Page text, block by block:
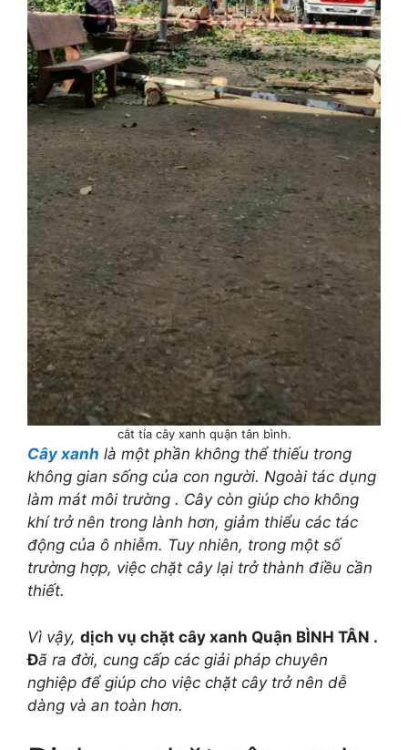
cắt tỉa cây xanh quận tân bình.
Cây xanh là một phần không thể thiếu trong
không gian sống của con người. Ngoài tác dụng
làm mát môi trường . Cây còn giúp cho không
khí trở nên trong lành hơn, giảm thiểu các tác
động của ô nhiễm. Tuy nhiên, trong một số
trường hợp, việc chặt cây lại trở thành điều cần
thiết.
Vì vậy, dịch vụ chặt cây xanh Quận BÌNH TÂN .
Đã ra đời, cung cấp các giải pháp chuyên
nghiệp để giúp cho việc chặt cây trở nên dễ
dàng và an toàn hơn.